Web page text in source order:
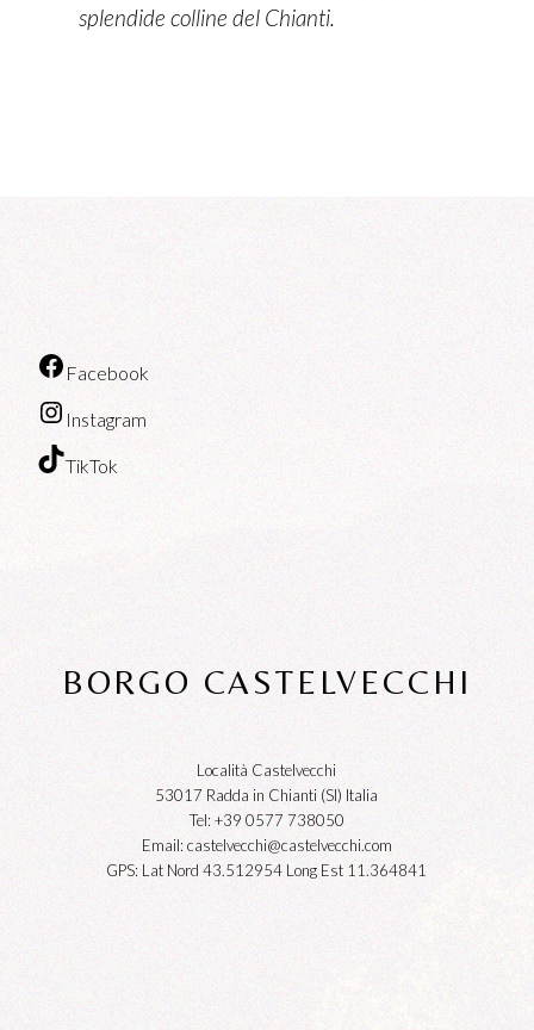
splendide colline del Chianti.
Facebook
Instagram
TikTok
BORGO CASTELVECCHI
Località Castelvecchi
53017 Radda in Chianti (SI) Italia
Tel: +39 0577 738050
Email:castelvecchi@castelvecchi.com
GPS: Lat Nord 43.512954 Long Est 11.364841